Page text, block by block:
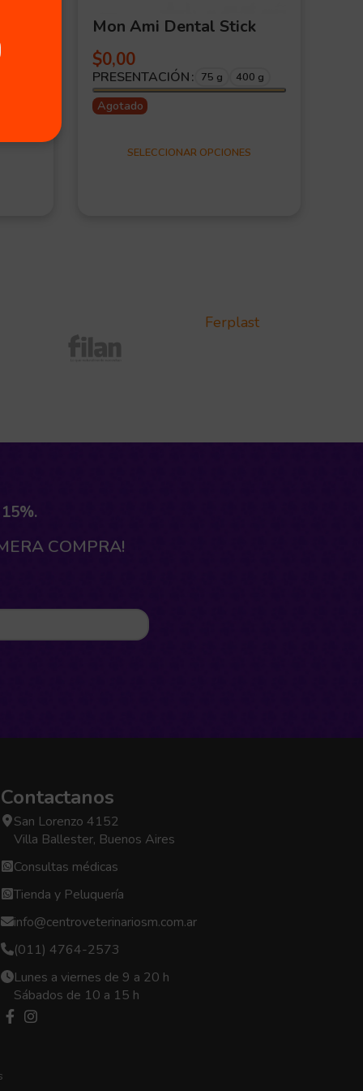
Mon Ami Dental Stick
$0,00
PRESENTACIÓN 75 g 400 g
Agotado
SELECCIONAR OPCIONES
Ferplast
COMPRA!
Contactanos
San Lorenzo 4152
Villa Ballester, Buenos Aires
Consultas médicas
Tienda y Peluquería
info@centroveterinariosm.com.ar
(011) 4764-2573
Lunes a viernes de 9 a 20 h
Sábados de 10 a 15 h